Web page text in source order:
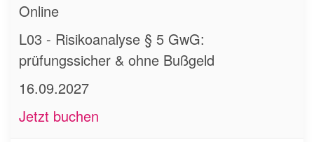
Online
L03 - Risikoanalyse § 5 GwG:
prüfungssicher & ohne Bußgeld
16.09.2027
Jetzt buchen